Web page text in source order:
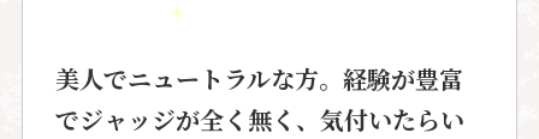
美人でニュートラルな方。経験が豊富
でジャッジが全く無く、 気付いたらい